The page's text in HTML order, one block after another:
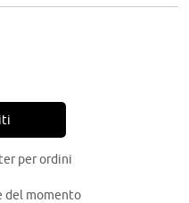
per ordini
del momento